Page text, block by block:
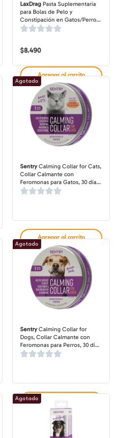
LaxDrag Pasta Suplementaria
para Bolas de Pelo y
Constipación en Gatos/Perros,
Sabor Salmón, tubo de 90 gr
$8.490
Agregar al carrito
SentryCalming Collar for Cats,
Collar Calmante con
Feromonas para Gatos, 30 días
duración
Agotado
Agregar al carrito
SentryCalming Collar for
Dogs, Collar Calmante con
Feromonas para Perros, 30 días
duración
Agotado
Agregar al carrito
Agotado